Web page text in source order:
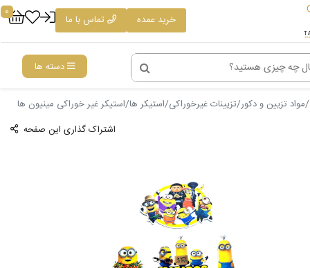
خرید عمده تماس با ما
0
دسته ها
مواد تزیین و دکور تزیینات غیرخوراکی استیکر ها استیکر غیر خوراکی مینیون ها
اشتراک گذاری این صفحه